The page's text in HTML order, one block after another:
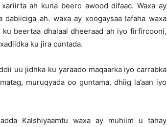
ah kuna beero awood difaac. Waxa ay
ah. waxa ay xoogaysaa lafaha waxa
beertaa dhalaal dheeraad ah iyo firfircooni,
ku jira cuntada.
uu jidhka ku yaraado maqaarka iyo carrabka
muruqyada oo guntama, dhiig la’aan iyo
Kalshiyaamtu waxa ay muhiim u tahay